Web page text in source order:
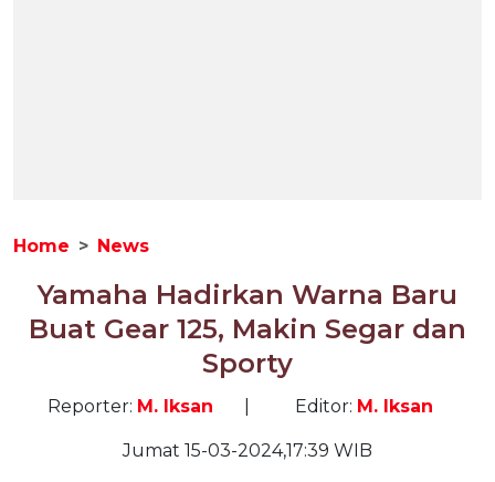
Home News
Yamaha Hadirkan Warna Baru
Buat Gear 125, Makin Segar dan
Sporty
Reporter: M. Iksan Editor: M. Iksan
Jumat 15-03-2024,17:39 WIB